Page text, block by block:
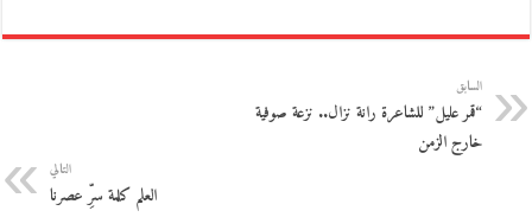
السابق
“قمر عليل” للشاعرة رانة نزال.. نزعة صوفية
خارج الزمن
التالي
العلم كلمة سرِّ عصرنا